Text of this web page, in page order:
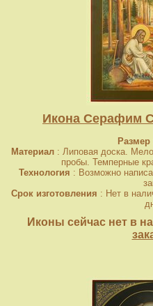
Икона Серафим
Размер
Материал : Липовая доска.
пробы. Темперные
Технология : Возможно
Срок изготовления : Нет в
Иконы сейчас нет в